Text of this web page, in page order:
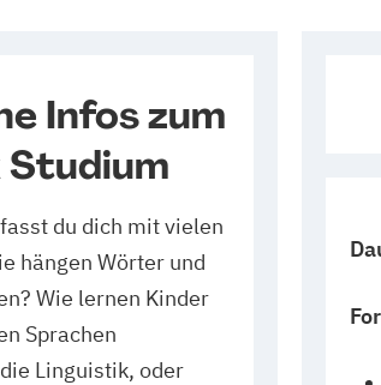
Infos zum
du dich mit vielen
hängen Wörter und
Wie lernen Kinder
Sprachen
Linguistik, oder